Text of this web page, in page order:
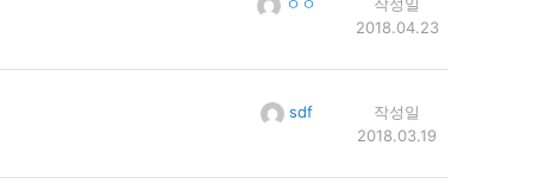
2018.04.23
sdf
작성일
2018.03.19